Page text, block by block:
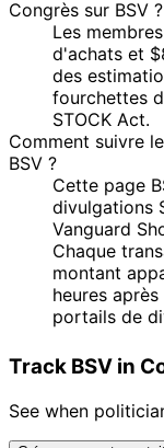
Congrès sur BSV ?
Les
d'achats et
des
fourchettes
STOCK Act.
Comment suivre
BSV ?
Cette page
divulgations
Vanguard
Chaque
montant
heures
portails de
Track BSV in
See when